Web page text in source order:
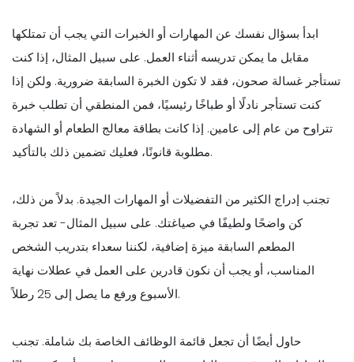
ابدأ بسؤال نفسك عن المهارات أو الخبرات التي يجب أن تمتلكها
مقابل ما يمكن تدريسه أثناء العمل. على سبيل المثال، إذا كنت
تستأجر غسالة صحون، فقد لا تكون الخبرة السابقة ضرورية. ولكن إذا
كنت تستأجر نادلًا أو طباخًا رئيسيًا، فمن المنطقي أن تطلب خبرة
تتراوح من عام إلى عامين. إذا كانت بطاقة معالج الطعام أو الشهادة
مطلوبة قانونًا، فعليك تضمين ذلك بالتأكيد.
تجنب إدراج الكثير من التفضيلات أو المهارات الجيدة. بدلاً من ذلك،
كن واضحًا ولطيفًا في صياغتك. على سبيل المثال- تعد تجربة
المطعم السابقة ميزة إضافية، لكننا سعداء بتدريب الشخص
المناسب، أو يجب أن نكون قادرين على العمل في عطلات نهاية
الأسبوع ورفع ما يصل إلى 25 رطلاً.
حاول أيضًا أن تجعل قائمة الوظائف الخاصة بك شاملة. تجنب